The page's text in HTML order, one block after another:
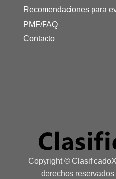
Recomendaciones para
PMF/FAQ
Contacto
Copyright ©
derechos reservados